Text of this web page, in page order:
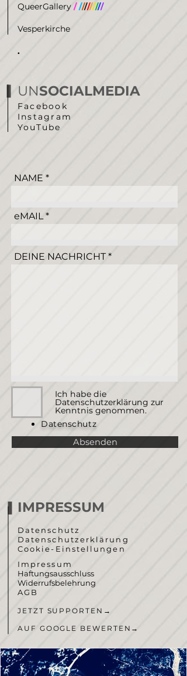
QueerGallery ///////////
Vesperkirche
.
UNSOCIALMEDIA
Facebook
Instagram
YouTube
NAME
eMAIL
DEINE NACHRICHT
Ich habe die
Datenschutzerklärung zur
Kenntnis genommen.
Datenschutz
Absenden
IMPRESSUM
Datenschutz
Datenschutzerklärung
Cookie-Einstellungen
Impressum
Haftungsausschluss
Widerrufsbelehrung
AGB
JETZT SUPPORTEN →
AUF GOOGLE BEWERTEN →